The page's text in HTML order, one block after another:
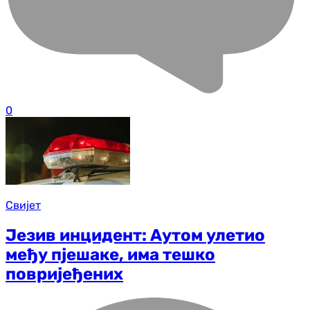
0
Свијет
Језив инцидент: Аутом улетио
међу пјешаке, има тешко
повријеђених